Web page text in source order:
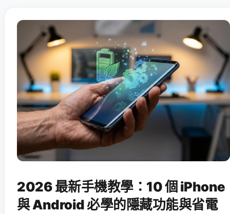
2026 最新手機教學：10 個 iPhone
與 Android 必學的隱藏功能與省電